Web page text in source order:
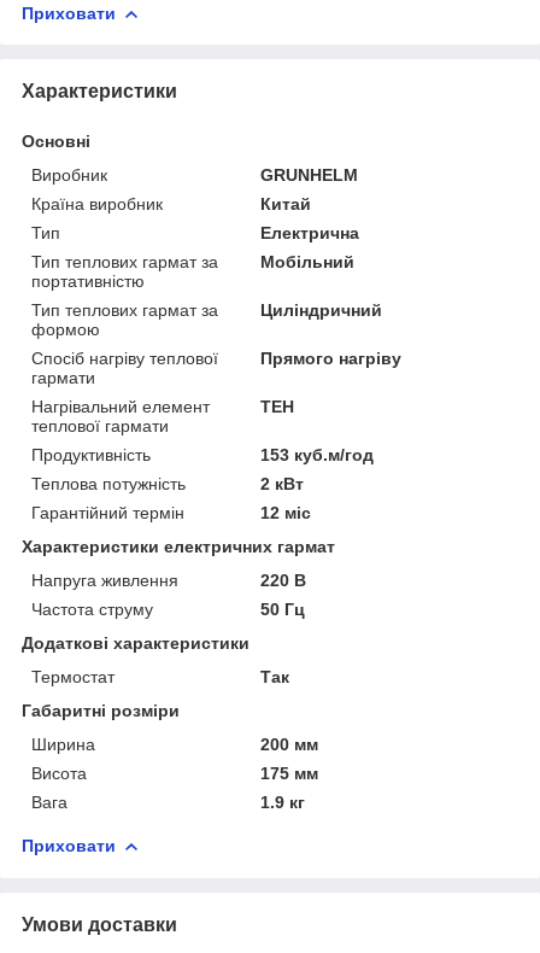
Приховати
Характеристики
Основні
Виробник
GRUNHELM
Країна виробник
Китай
Тип
Електрична
Тип теплових гармат за
портативністю
Мобільний
Тип теплових гармат за
формою
Циліндричний
Спосіб нагріву теплової
гармати
Прямого нагріву
Нагрівальний елемент
теплової гармати
ТЕН
Продуктивність
153 куб.м/год
Теплова потужність
2 кВт
Гарантійний термін
12 міс
Характеристики електричних гармат
Напруга живлення
220 В
Частота струму
50 Гц
Додаткові характеристики
Термостат
Так
Габаритні розміри
Ширина
200 мм
Висота
175 мм
Вага
1.9 кг
Приховати
Умови доставки